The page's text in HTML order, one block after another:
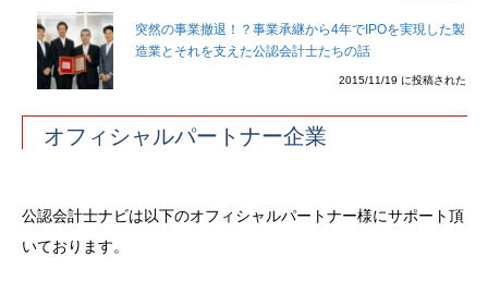
突然の事業撤退！？事業承継から4年でIPOを実現した製
造業とそれを支えた公認会計士たちの話
2015/11/19 に投稿された
オフィシャルパートナー企業
公認会計士ナビは以下のオフィシャルパートナー様にサポート頂
いております。